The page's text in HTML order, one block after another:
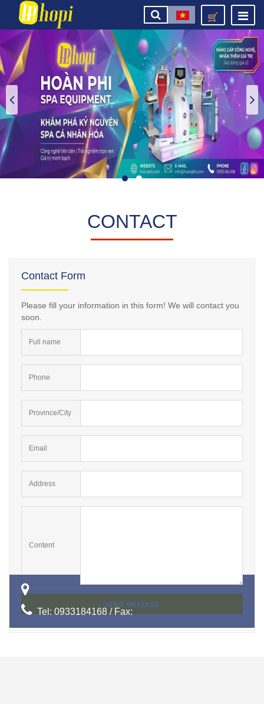
CONTACT
Contact Form
Please fill your information in this form! We will contact you
soon.
Full name
Phone
Province/City
Email
Address
Content
SEND MESSAGE
Tel: 0933184168 / Fax: